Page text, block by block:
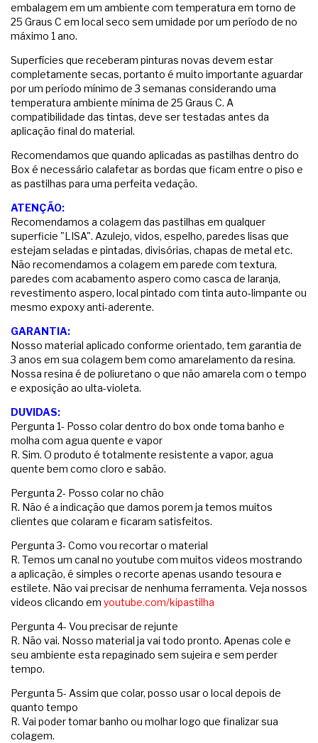
embalagem em um ambiente com temperatura em torno de
25 Graus C em local seco sem umidade por um período de no
máximo 1 ano.
Superfícies que receberam pinturas novas devem estar
completamente secas, portanto é muito importante aguardar
por um período mínimo de 3 semanas considerando uma
temperatura ambiente mínima de 25 Graus C. A
compatibilidade das tintas, deve ser testadas antes da
aplicação final do material.
Recomendamos que quando aplicadas as pastilhas dentro do
Box é necessário calafetar as bordas que ficam entre o piso e
as pastilhas para uma perfeita vedação.
ATENÇÃO:
Recomendamos a colagem das pastilhas em qualquer
superficie "LISA". Azulejo, vidos, espelho, paredes lisas que
estejam seladas e pintadas, divisórias, chapas de metal etc.
Não recomendamos a colagem em parede com textura,
paredes com acabamento aspero como casca de laranja,
revestimento aspero, local pintado com tinta auto-limpante ou
mesmo expoxy anti-aderente.
GARANTIA:
Nosso material aplicado conforme orientado, tem garantia de
3 anos em sua colagem bem como amarelamento da resina.
Nossa resina é de poliuretano o que não amarela com o tempo
e exposição ao ulta-violeta.
DUVIDAS:
Pergunta 1- Posso colar dentro do box onde toma banho e
molha com agua quente e vapor
R. Sim. O produto é totalmente resistente a vapor, agua
quente bem como cloro e sabão.
Pergunta 2- Posso colar no chão
R. Não é a indicação que damos porem ja temos muitos
clientes que colaram e ficaram satisfeitos.
Pergunta 3- Como vou recortar o material
R. Temos um canal no youtube com muitos videos mostrando
a aplicação, é simples o recorte apenas usando tesoura e
estilete. Não vai precisar de nenhuma ferramenta. Veja nossos
videos clicando em youtube.com/kipastilha
Pergunta 4- Vou precisar de rejunte
R. Não vai. Nosso material ja vai todo pronto. Apenas cole e
seu ambiente esta repaginado sem sujeira e sem perder
tempo.
Pergunta 5- Assim que colar, posso usar o local depois de
quanto tempo
R. Vai poder tomar banho ou molhar logo que finalizar sua
colagem.